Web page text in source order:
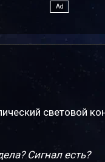
световой
Сигнал есть?